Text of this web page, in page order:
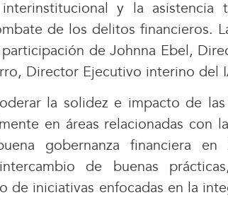
y la asistencia
de los delitos financieros.
de Johnna Ebel,
Director Ejecutivo interino del
la solidez e impacto de
en áreas relacionadas con
gobernanza financiera en
de buenas
de iniciativas enfocadas en la